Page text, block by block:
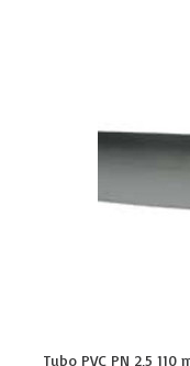
Tubo PVC PN 2,5